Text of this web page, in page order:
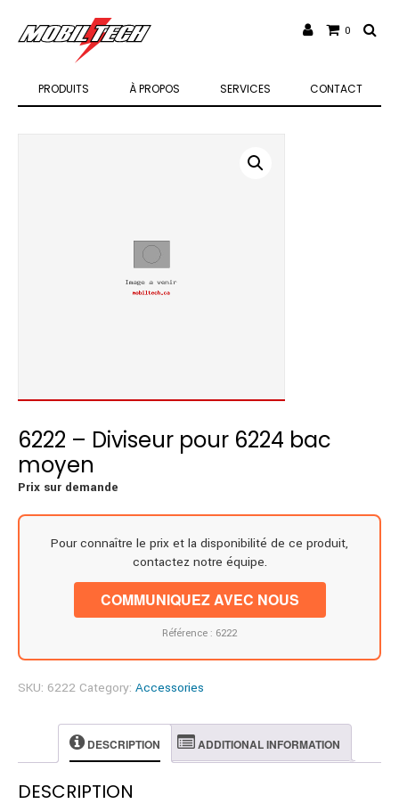
PRODUITS À PROPOS SERVICES CONTACT
0
6222 – Diviseur pour 6224 bac
moyen
Prix sur demande
Pour connaître le prix et la disponibilité de ce produit,
contactez notre équipe.
COMMUNIQUEZ AVEC NOUS
Référence : 6222
SKU: 6222 Category: Accessories
DESCRIPTION ADDITIONAL INFORMATION
DESCRIPTION